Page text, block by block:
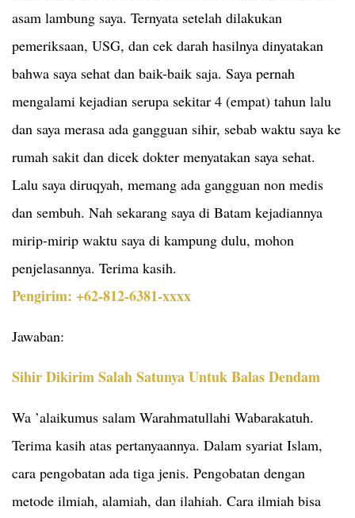
asam lambung saya. Ternyata setelah dilakukan
pemeriksaan, USG, dan cek darah hasilnya dinyatakan
bahwa saya sehat dan baik-baik saja. Saya pernah
mengalami kejadian serupa sekitar 4 (empat) tahun lalu
dan saya merasa ada gangguan sihir, sebab waktu saya ke
rumah sakit dan dicek dokter menyatakan saya sehat.
Lalu saya diruqyah, memang ada gangguan non medis
dan sembuh. Nah sekarang saya di Batam kejadiannya
mirip-mirip waktu saya di kampung dulu, mohon
penjelasannya. Terima kasih.
Pengirim: +62-812-6381-xxxx
Jawaban:
Sihir Dikirim Salah Satunya Untuk Balas Dendam
Wa ’alaikumus salam Warahmatullahi Wabarakatuh.
Terima kasih atas pertanyaannya. Dalam syariat Islam,
cara pengobatan ada tiga jenis. Pengobatan dengan
metode ilmiah, alamiah, dan ilahiah. Cara ilmiah bisa